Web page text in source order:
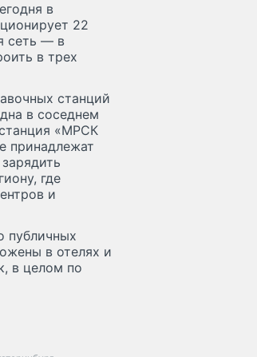
в
22
сеть — в
в трех
станций
в соседнем
«МРСК
принадлежат
где
и
публичных
в отелях и
в целом по